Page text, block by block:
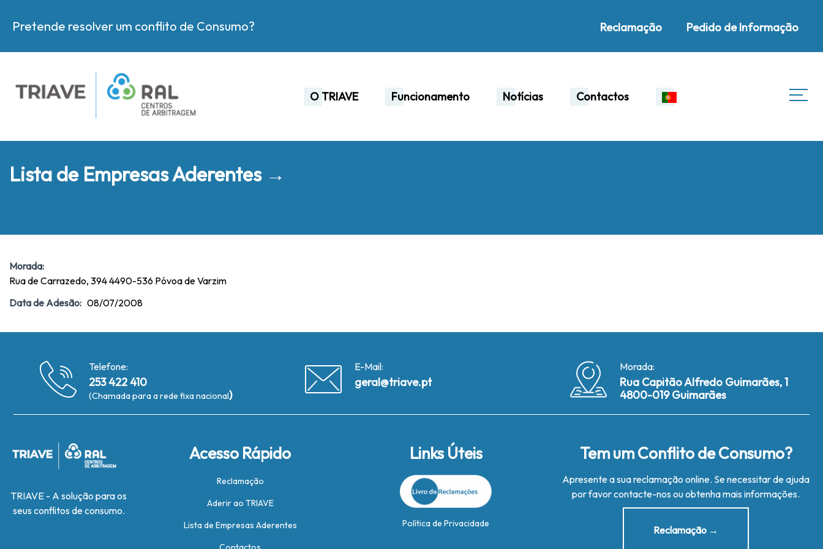
Pretende resolver um conflito de Consumo? Reclamação Pedido de Informação
O TRIAVE Funcionamento Notícias Contactos
Lista de Empresas Aderentes →
Morada:
Rua de Carrazedo, 394 4490-536 Póvoa de Varzim
Data de Adesão: 08/07/2008
Telefone:
253 422 410
(Chamada para a rede fixa nacional)
E-Mail:
geral@triave.pt
Morada:
Rua Capitão Alfredo Guimarães, 1
4800-019 Guimarães
TRIAVE - A solução para os
seus conflitos de consumo.
Acesso Rápido
Reclamação
Aderir ao TRIAVE
Lista de Empresas Aderentes
Links Úteis
Política de Privacidade
Tem um Conflito de Consumo?
Apresente a sua reclamação online. Se necessitar de ajuda
por favor contacte-nos ou obtenha mais informações.
Reclamação →